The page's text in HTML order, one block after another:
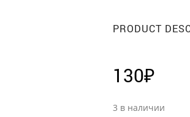
PRODUCT
130₽
3 в наличии